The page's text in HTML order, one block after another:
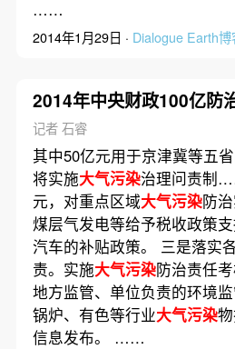
……
2014年1月29日 · Dialogue Earth博
2014年中央财政100亿防
记者 石睿
其中50亿元用于京津冀等五
将实施大气污染治理问责制
元，对重点区域大气污染防
煤层气发电等给予税收政策
汽车的补贴政策。 三是落实
责。实施大气污染防治责任考
地方监管、单位负责的环境监
锅炉、有色等行业大气污染
信息发布。 ……